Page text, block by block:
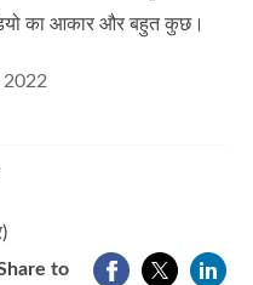
का आकार और बहुत कुछ।
2022
to